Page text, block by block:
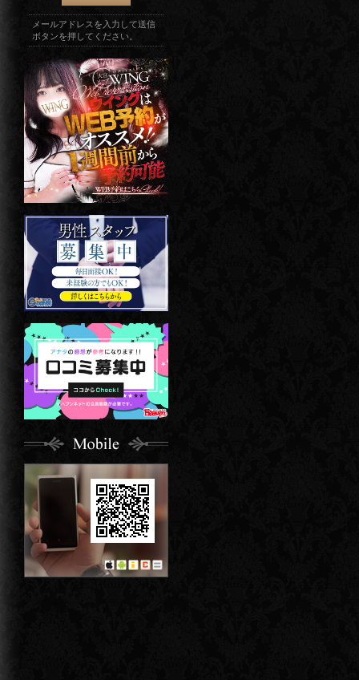
メールアドレスを入力して送信
ボタンを押してください。